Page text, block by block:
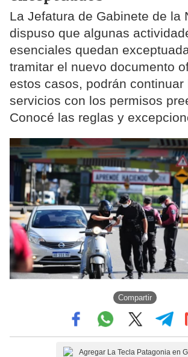
La Jefatura de Gabinete de la
dispuso que algunas
esenciales quedan
tramitar el nuevo documento
estos casos, podrán continuar
servicios con los permisos
Conocé las reglas y
Compartir
Agregar La Tecla Patagonia en